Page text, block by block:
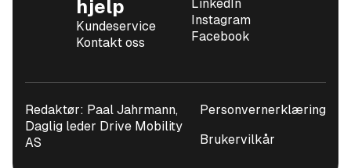
hjelp
Kundeservice
Kontakt oss
LinkedIn
Instagram
Facebook
Redaktør: Paal Jahrmann,
Daglig leder Drive Mobility
AS
Personvernerklæring
Brukervilkår